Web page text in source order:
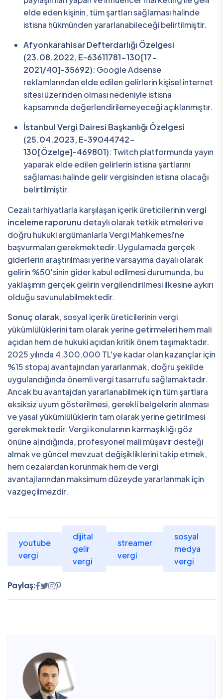
elde eden kişinin, tüm şartları sağlaması halinde
istisna hükmünden yararlanabileceği belirtilmiştir.
Afyonkarahisar Defterdarlığı Özelgesi
(23.08.2022, E-63611781-130[17-
2021/40]-35692): Google Adsense
reklamlarından elde edilen gelirlerin kişisel internet
sitesi üzerinden olması nedeniyle istisna
kapsamında değerlendirilemeyeceği açıklanmıştır.
İstanbul Vergi Dairesi Başkanlığı Özelgesi
(25.04.2023, E-39044742-
130[Özelge]-469801): Twitch platformunda yayın
yaparak elde edilen gelirlerin istisna şartlarını
sağlaması halinde gelir vergisinden istisna olacağı
belirtilmiştir.
Cezalı tarhiyatlarla karşılaşan içerik üreticilerininvergi
inceleme raporunu detaylı olarak tetkik etmeleri ve
doğru hukuki argümanlarla Vergi Mahkemesi'ne
başvurmaları gerekmektedir. Uygulamada gerçek
giderlerin araştırılması yerine varsayıma dayalı olarak
gelirin %50'sinin gider kabul edilmesi durumunda, bu
yaklaşımın gerçek gelirin vergilendirilmesi ilkesine aykırı
olduğu savunulabilmektedir.
Sonuç olarak, sosyal içerik üreticilerinin vergi
yükümlülüklerini tam olarak yerine getirmeleri hem mali
açıdan hem de hukuki açıdan kritik önem taşımaktadır.
2025 yılında 4.300.000 TL'ye kadar olan kazançlar için
%15 stopaj avantajından yararlanmak, doğru şekilde
uygulandığında önemli vergi tasarrufu sağlamaktadır.
Ancak bu avantajdan yararlanabilmek için tüm şartlara
eksiksiz uyum gösterilmesi, gerekli belgelerin alınması
ve yasal yükümlülüklerin tam olarak yerine getirilmesi
gerekmektedir. Vergi konularının karmaşıklığı göz
önüne alındığında, profesyonel mali müşavir desteği
almak ve güncel mevzuat değişikliklerini takip etmek,
hem cezalardan korunmak hem de vergi
avantajlarından maksimum düzeyde yararlanmak için
vazgeçilmezdir.
youtube
vergi
dijital
gelir
vergi
streamer
vergi
sosyal
medya
vergi
Paylaş: